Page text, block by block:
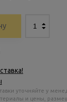
уточняйте у
и цены,